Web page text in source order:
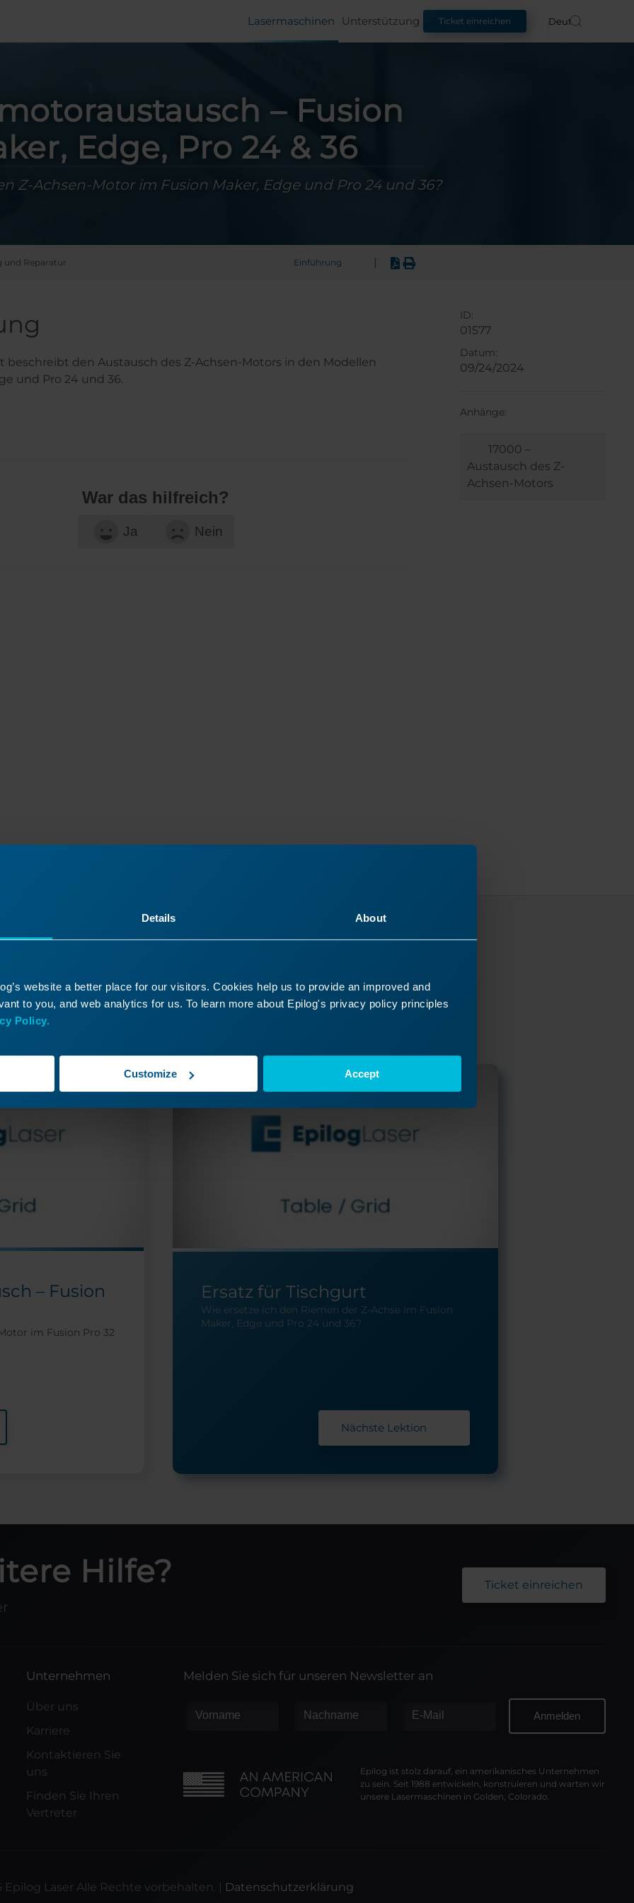
Details About
website a better place for our visitors. Cookies help us to provide an improved and
to you, and web analytics for us. To learn more about Epilog's privacy policy principles
Policy.
Customize Accept
Lasermaschinen Unterstützung Ticket einreichen Deutsch
– Fusion
Edge, Pro 24 & 36
Z-Achsen-Motor im Fusion Maker, Edge und Pro 24 und 36?
und Reparatur Einführung
beschreibt den Austausch des Z-Achsen-Motors in den Modellen
und Pro 24 und 36.
War das hilfreich?
Ja Nein
ID:
01577
Datum:
09/24/2024
Anhänge:
17000 –
Austausch des Z-
Achsen-Motors
Sie eine vergangene Lektion oder fahren Sie fort, um
zu entdecken, was als Nächstes kommt!
– Fusion
im Fusion Pro 32
Ersatz für Tischgurt
Wie ersetze ich den Riemen der Z-Achse im Fusion
Maker, Edge und Pro 24 und 36?
Nächste Lektion
Hilfe? Ticket einreichen
Unternehmen
Über uns
Karriere
Kontaktieren Sie
uns
Finden Sie Ihren
Vertreter
Melden Sie sich für unseren Newsletter an
Epilog ist stolz darauf, ein amerikanisches Unternehmen
zu sein. Seit 1988 entwickeln, konstruieren und warten wir
unsere Lasermaschinen in Golden, Colorado.
Epilog Laser Alle Rechte vorbehalten. | Datenschutzerklärung